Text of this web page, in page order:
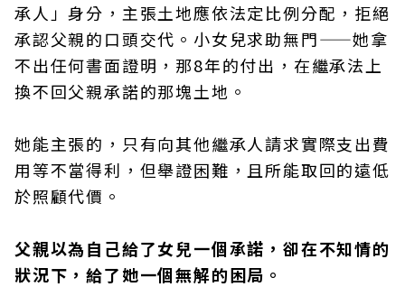
承人」身分，主張土地應依法定比例分配，拒絕
承認父親的口頭交代。小女兒求助無門——她拿
不出任何書面證明，那8年的付出，在繼承法上
換不回父親承諾的那塊土地。
她能主張的，只有向其他繼承人請求實際支出費
用等不當得利，但舉證困難，且所能取回的遠低
於照顧代價。
父親以為自己給了女兒一個承諾，卻在不知情的
狀況下，給了她一個無解的困局。